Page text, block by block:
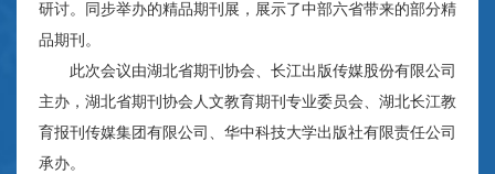
研讨。同步举办的精品期刊展，展示了中部六省带来的部分精
品期刊。
此次会议由湖北省期刊协会、长江出版传媒股份有限公司
主办，湖北省期刊协会人文教育期刊专业委员会、湖北长江教
育报刊传媒集团有限公司、华中科技大学出版社有限责任公司
承办。